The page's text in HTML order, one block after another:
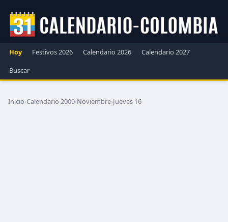
Hoy Festivos 2026 Calendario 2026
Calendario 2027
Buscar
Inicio›Calendario 2000›Noviembre›Jueves 16